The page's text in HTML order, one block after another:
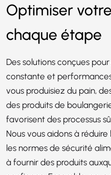
Optimiser
chaque étape
Des solutions conçues
constante et
vous produisiez du pain,
des produits de
favorisent des processus
Nous vous aidons à
les normes de sécurité
à fournir des produits